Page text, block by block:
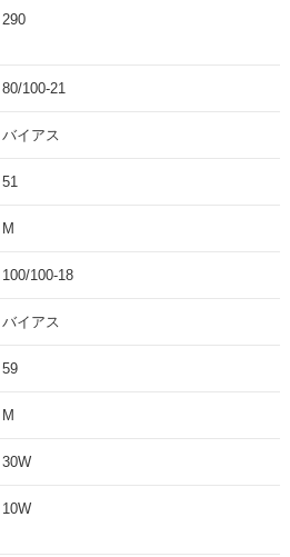
290
80/100-21
バイアス
51
M
100/100-18
バイアス
59
M
30W
10W